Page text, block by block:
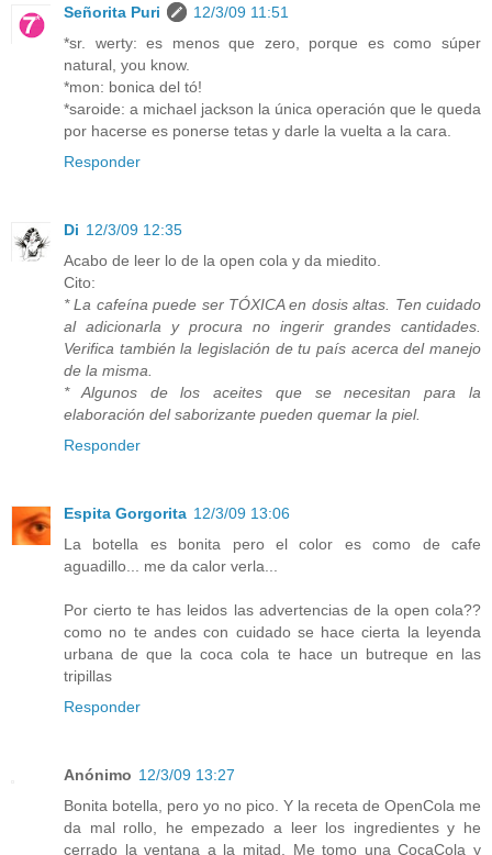
Señorita Puri
12/3/09 11:51
*sr. werty: es menos que zero, porque es como súper
natural, you know.
*mon: bonica del tó!
*saroide: a michael jackson la única operación que le queda
por hacerse es ponerse tetas y darle la vuelta a la cara.
Responder
Di 12/3/09 12:35
Acabo de leer lo de la open cola y da miedito.
Cito:
* La cafeína puede ser TÓXICA en dosis altas. Ten cuidado
al adicionarla y procura no ingerir grandes cantidades.
Verifica también la legislación de tu país acerca del manejo
de la misma.
* Algunos de los aceites que se necesitan para la
elaboración del saborizante pueden quemar la piel.
Responder
Espita Gorgorita 12/3/09 13:06
La botella es bonita pero el color es como de cafe
aguadillo... me da calor verla...
Por cierto te has leidos las advertencias de la open cola??
como no te andes con cuidado se hace cierta la leyenda
urbana de que la coca cola te hace un butreque en las
tripillas
Responder
Anónimo 12/3/09 13:27
Bonita botella, pero yo no pico. Y la receta de OpenCola me
da mal rollo, he empezado a leer los ingredientes y he
cerrado la ventana a la mitad. Me tomo una CocaCola y